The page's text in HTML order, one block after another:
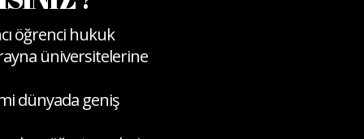
öğrenci hukuk
üniversitelerine
dünyada geniş